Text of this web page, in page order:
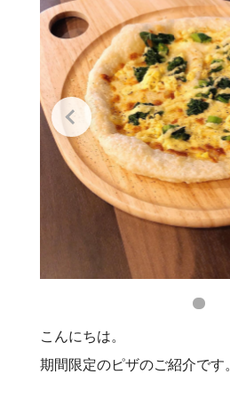
こんにちは。
期間限定のピザのご紹介です